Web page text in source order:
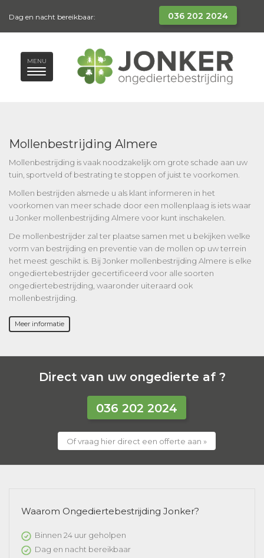
Dag en nacht bereikbaar: 036 202 2024
MENU
Mollenbestrijding Almere
Mollenbestrijding is vaak noodzakelijk om grote schade aan uw
tuin, sportveld of bestrating te stoppen of juist te voorkomen.
Mollen bestrijden alsmede u als klant informeren in het
voorkomen van meer schade door een mollenplaag is iets waar
u Jonker mollenbestrijding Almere voor kunt inschakelen.
De mollenbestrijder zal ter plaatse samen met u bekijken welke
vorm van bestrijding en preventie van de mollen op uw terrein
het meest geschikt is. Bij Jonker mollenbestrijding Almere is elke
ongediertebestrijder gecertificeerd voor alle soorten
ongediertebestrijding, waaronder uiteraard ook
mollenbestrijding.
Meer informatie
Direct van uw ongedierte af ?
036 202 2024
Of vraag hier direct een offerte aan »
Waarom Ongediertebestrijding Jonker?
Binnen 24 uur geholpen
Dag en nacht bereikbaar